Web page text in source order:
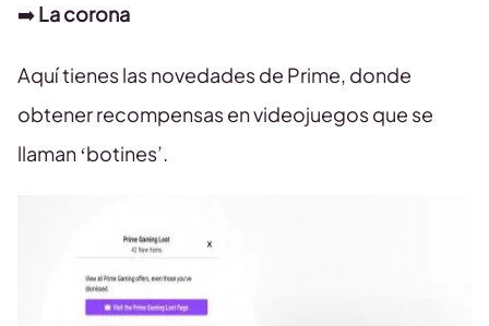
➡️La corona
Aquí tienes las novedades de Prime, donde
obtener recompensas en videojuegos que se
llaman ‘botines’.